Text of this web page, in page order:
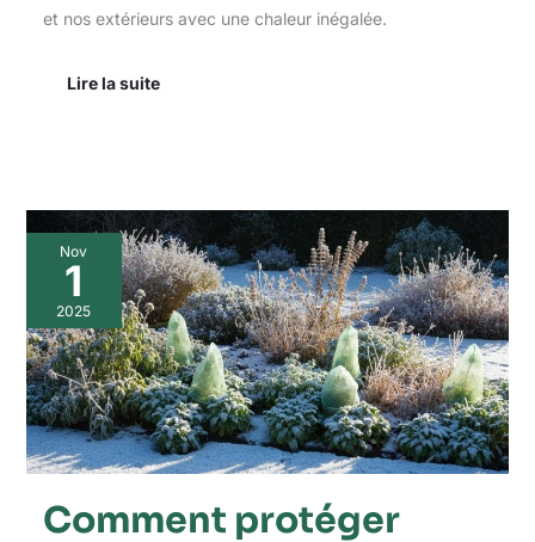
et nos extérieurs avec une chaleur inégalée.
Lire la suite
Nov
1
2025
Comment protéger
Comment
protéger
jardin
en
hiver
?